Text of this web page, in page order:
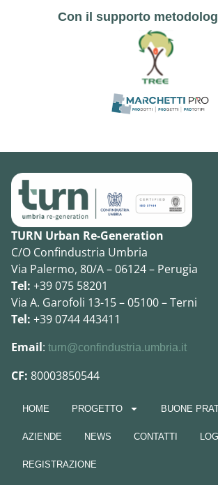
Con il supporto
TURN Urban Re-Generation
C/O Confindustria Umbria
Via Palermo, 80/A – 06124 – Perugia
Tel: +39 075 58201
Via A. Garofoli 13-15 – 05100 – Terni
Tel: +39 0744 443411
Email: turn@confindustria.umbria.it
CF: 80003850544
HOME PROGETTO BUONE
AZIENDE NEWS CONTATTI
REGISTRAZIONE